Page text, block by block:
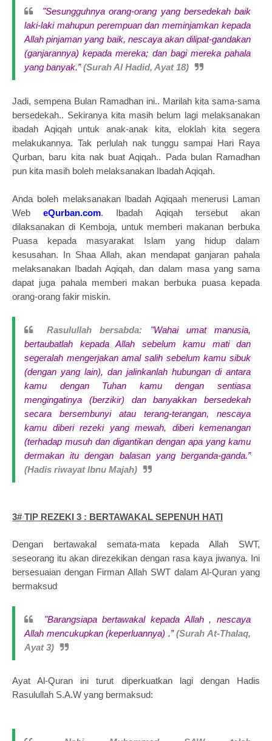
"Sesungguhnya orang-orang yang bersedekah baik
laki-laki mahupun perempuan dan meminjamkan kepada
Allah pinjaman yang baik, nescaya akan dilipat-gandakan
(ganjarannya) kepada mereka; dan bagi mereka pahala
yang banyak.” (Surah Al Hadid, Ayat 18)
Jadi, sempena Bulan Ramadhan ini.. Marilah kita sama-sama
bersedekah.. Sekiranya kita masih belum lagi melaksanakan
ibadah Aqiqah untuk anak-anak kita, eloklah kita segera
melakukannya. Tak perlulah nak tunggu sampai Hari Raya
Qurban, baru kita nak buat Aqiqah.. Pada bulan Ramadhan
pun kita masih boleh melaksanakan Ibadah Aqiqah.
Anda boleh melaksanakan Ibadah Aqiqaah menerusi Laman
WebeQurban.com. Ibadah Aqiqah tersebut akan
dilaksanakan di Kemboja, untuk memberi makanan berbuka
Puasa kepada masyarakat Islam yang hidup dalam
kesusahan. In Shaa Allah, akan mendapat ganjaran pahala
melaksanakan Ibadah Aqiqah, dan dalam masa yang sama
dapat juga pahala memberi makan berbuka puasa kepada
orang-orang fakir miskin.
Rasulullah bersabda: "Wahai umat manusia,
bertaubatlah kepada Allah sebelum kamu mati dan
segeralah mengerjakan amal salih sebelum kamu sibuk
(dengan yang lain), dan jalinkanlah hubungan di antara
kamu dengan Tuhan kamu dengan sentiasa
mengingatinya (berzikir) dan banyakkan bersedekah
secara bersembunyi atau terang-terangan, nescaya
kamu diberi rezeki yang mewah, diberi kemenangan
(terhadap musuh dan digantikan dengan apa yang kamu
dermakan itu dengan balasan yang berganda-ganda.”
(Hadis riwayat Ibnu Majah)
3# TIP REZEKI 3 : BERTAWAKAL SEPENUH HATI
Dengan bertawakal semata-mata kepada Allah SWT,
seseorang itu akan direzekikan dengan rasa kaya jiwanya. Ini
bersesuaian dengan Firman Allah SWT dalam Al-Quran yang
bermaksud
"Barangsiapa bertawakal kepada Allah , nescaya
Allah mencukupkan (keperluannya) .” (Surah At-Thalaq,
Ayat 3)
Ayat Al-Quran ini turut diperkuatkan lagi dengan Hadis
Rasulullah S.A.W yang bermaksud: